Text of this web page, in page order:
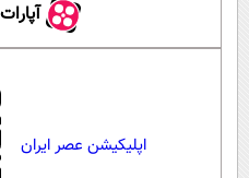
اپلیکیشن عصر ایران